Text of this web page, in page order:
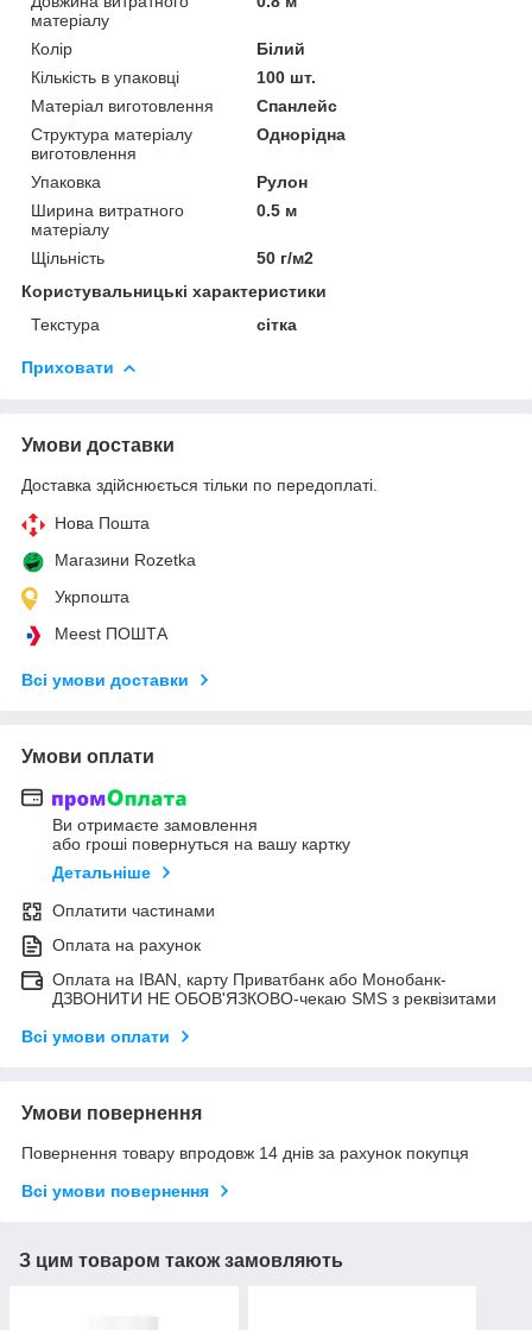
матеріалу
Колір
Білий
Кількість в упаковці
100 шт.
Матеріал виготовлення
Спанлейс
Структура матеріалу
виготовлення
Однорідна
Упаковка
Рулон
Ширина витратного
матеріалу
0.5 м
Щільність
50 г/м2
Користувальницькі характеристики
Текстура
сітка
Приховати
Умови доставки
Доставка здійснюється тільки по передоплаті.
Нова Пошта
Магазини Rozetka
Укрпошта
Meest ПОШТА
Всі умови доставки
Умови оплати
Ви отримаєте замовлення
або гроші повернуться на вашу картку
Детальніше
Оплатити частинами
Оплата на рахунок
Оплата на IBAN, карту Приватбанк або Монобанк-
ДЗВОНИТИ НЕ ОБОВ'ЯЗКОВО-чекаю SMS з реквізитами
Всі умови оплати
Умови повернення
Повернення товару впродовж 14 днів за рахунок покупця
Всі умови повернення
З цим товаром також замовляють